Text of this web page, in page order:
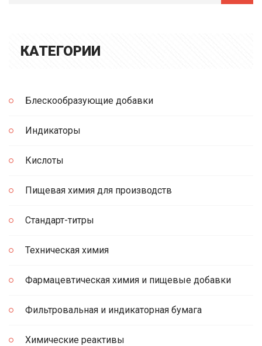
КАТЕГОРИИ
Блескообразующие добавки
Индикаторы
Кислоты
Пищевая химия для производств
Стандарт-титры
Техническая химия
Фармацевтическая химия и пищевые добавки
Фильтровальная и индикаторная бумага
Химические реактивы